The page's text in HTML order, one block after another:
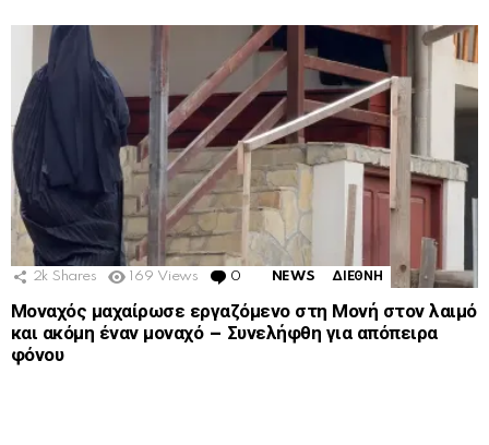
2k Shares 169 Views 0 Comments
NEWS ΔΙΕΘΝΗ
Μοναχός μαχαίρωσε εργαζόμενο στη Μονή στον λαιμό
και ακόμη έναν μοναχό – Συνελήφθη για απόπειρα
φόνου